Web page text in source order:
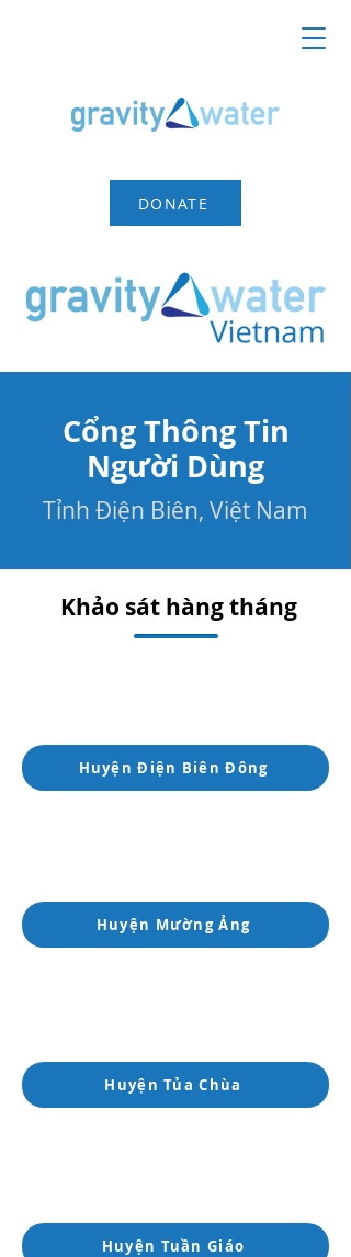
DONATE
Cổng Thông Tin
Người Dùng
Tỉnh Điện Biên, Việt Nam
Khảo sát hàng tháng
Huyện Điện Biên Đông
Huyện Mường Ảng
Huyện Tủa Chùa
Huyện Tuần Giáo